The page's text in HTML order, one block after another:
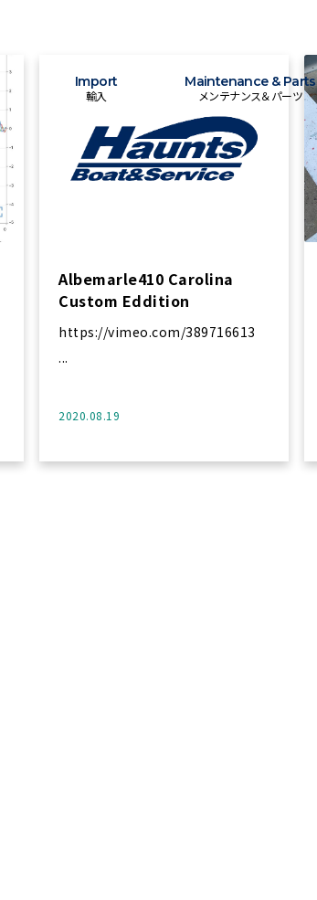
Import
輸入
Maintenance & Parts
メンテナンス＆パーツ
Albemarle410 Carolina
Custom Eddition
https://vimeo.com/389716613
...
2020.08.19